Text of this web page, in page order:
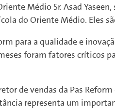
Médio Sr. Asad
do Oriente Médio. Eles
para a qualidade e
foram fatores críticos
de vendas da Pas
representa um